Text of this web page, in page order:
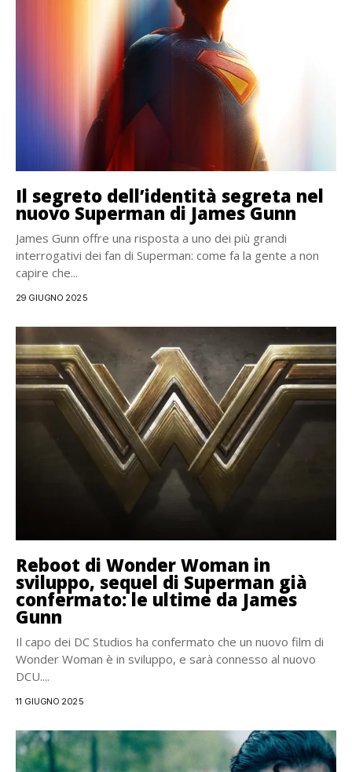
Il segreto dell’identità segreta nel
nuovo Superman di James Gunn
James Gunn offre una risposta a uno dei più grandi
interrogativi dei fan di Superman: come fa la gente a non
capire che...
29 GIUGNO 2025
Reboot di Wonder Woman in
sviluppo, sequel di Superman già
confermato: le ultime da James
Gunn
Il capo dei DC Studios ha confermato che un nuovo film di
Wonder Woman è in sviluppo, e sarà connesso al nuovo
DCU....
11 GIUGNO 2025